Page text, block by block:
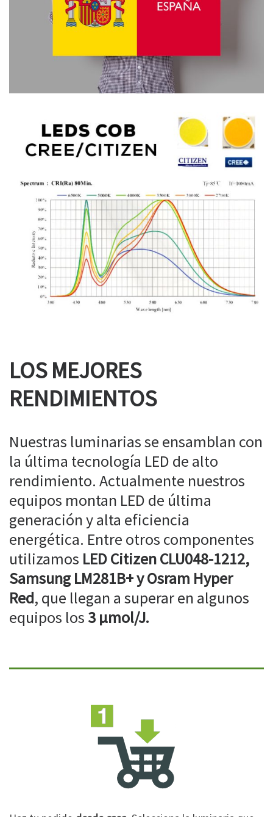
LOS MEJORES
RENDIMIENTOS
Nuestras luminarias se ensamblan con
la última tecnología LED de alto
rendimiento. Actualmente nuestros
equipos montan LED de última
generación y alta eficiencia
energética. Entre otros componentes
utilizamos LED Citizen CLU048-1212,
Samsung LM281B+ y Osram Hyper
Red, que llegan a superar en algunos
equipos los 3 µmol/J.